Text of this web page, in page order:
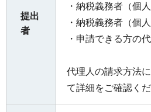
提出
者
・納税義務者（個
・納税義務者（個
・申請できる方の
代理人の請求方法
て詳細をご確認くだ